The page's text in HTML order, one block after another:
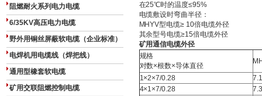
阻燃耐火系列电力电缆
6/35KV高压电力电缆
野外用铜丝屏蔽软电缆（企业标准）
电焊机用电缆线（焊把线）
通用型橡套软电缆
矿用交联阻燃控制电缆
在25℃时的温度≤95%
电缆敷设时弯曲半径：
MHYV型电缆≥ 10倍电缆外径
其余型号电缆≥15倍电缆外径
矿用通信电缆外径
规格
对数×根数×导体直径
1×2×7/0.28
4×1×7/0.28